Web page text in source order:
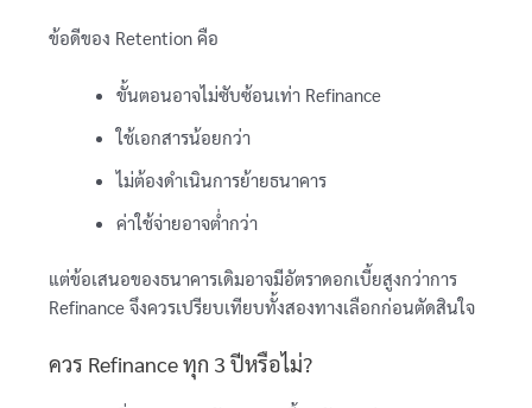
ข้อดีของ Retention คือ
ขั้นตอนอาจไม่ซับซ้อนเท่า Refinance
ใช้เอกสารน้อยกว่า
ไม่ต้องดำเนินการย้ายธนาคาร
ค่าใช้จ่ายอาจต่ำกว่า
แต่ข้อเสนอของธนาคารเดิมอาจมีอัตราดอกเบี้ยสูงกว่าการ
Refinance จึงควรเปรียบเทียบทั้งสองทางเลือกก่อนตัดสินใจ
ควร Refinance ทุก 3 ปีหรือไม่?